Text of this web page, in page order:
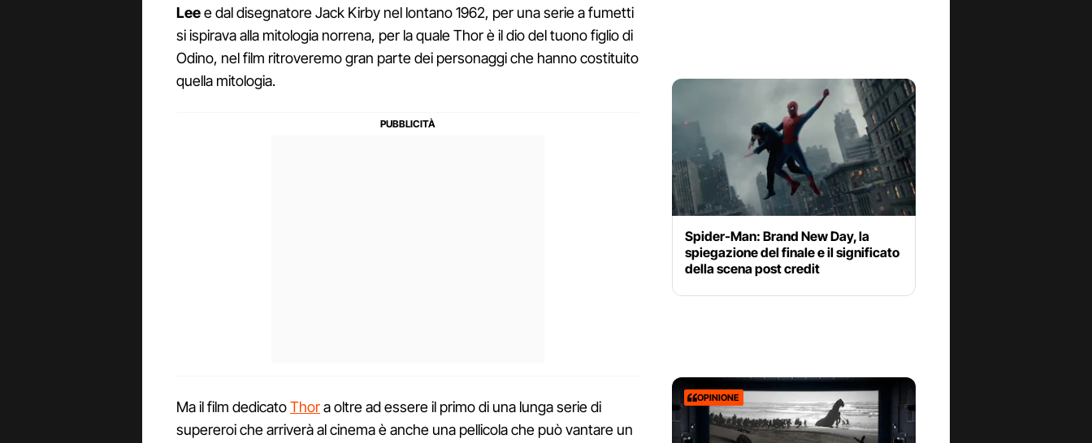
Leee dal disegnatore Jack Kirby nel lontano 1962, per una serie a fumetti
si ispirava alla mitologia norrena, per la quale Thor è il dio del tuono figlio di
Odino, nel film ritroveremo gran parte dei personaggi che hanno costituito
quella mitologia.
Ma il film dedicatoThora oltre ad essere il primo di una lunga serie di
supereroi che arriverà al cinema è anche una pellicola che può vantare un
Spider-Man: Brand New Day, la
spiegazione del finale e il significato
della scena post credit
OPINIONE